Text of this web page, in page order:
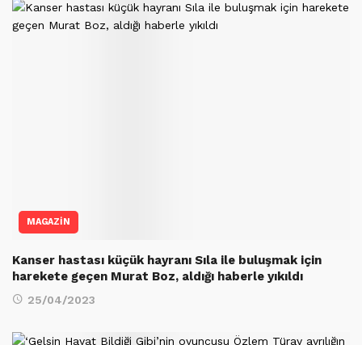
MAGAZİN
Kanser hastası küçük hayranı Sıla ile buluşmak için
harekete geçen Murat Boz, aldığı haberle yıkıldı
25/04/2023